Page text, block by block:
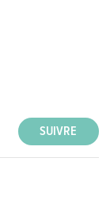
SUIVRE